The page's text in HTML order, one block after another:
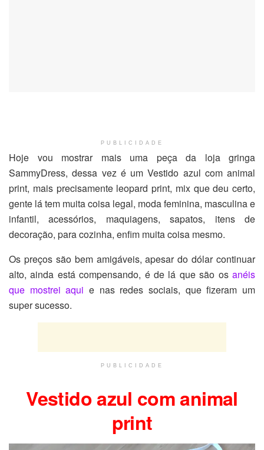
PUBLICIDADE
Hoje vou mostrar mais uma peça da loja gringa
SammyDress, dessa vez é um Vestido azul com animal
print, mais precisamente leopard print, mix que deu certo,
gente lá tem muita coisa legal, moda feminina, masculina e
infantil, acessórios, maquiagens, sapatos, itens de
decoração, para cozinha, enfim muita coisa mesmo.
Os preços são bem amigáveis, apesar do dólar continuar
alto, ainda está compensando, é de lá que são os anéis
que mostrei aqui e nas redes sociais, que fizeram um
super sucesso.
PUBLICIDADE
Vestido azul com animal
print